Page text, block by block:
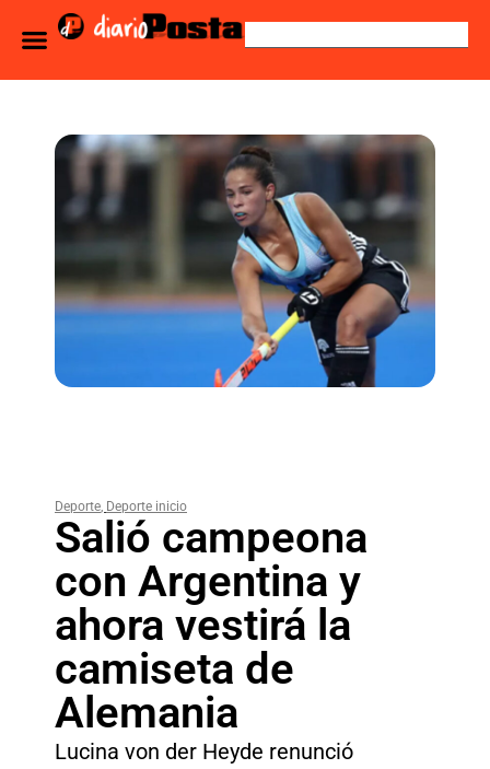
Deporte, Deporte inicio
Salió campeona
con Argentina y
ahora vestirá la
camiseta de
Alemania
Lucina von der Heyde renunció